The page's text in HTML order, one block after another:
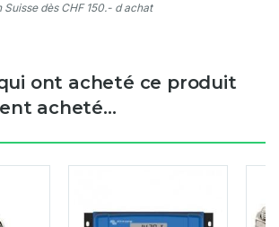
dès CHF 150.- d achat
ont acheté ce produit
acheté...